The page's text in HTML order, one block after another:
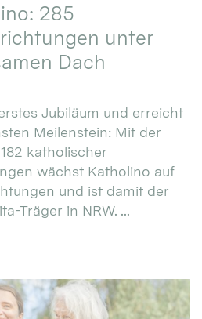
285
unter
Dach
Jubiläum und erreicht
Meilenstein: Mit der
katholischer
wächst Katholino auf
und ist damit der
Träger in NRW. ...